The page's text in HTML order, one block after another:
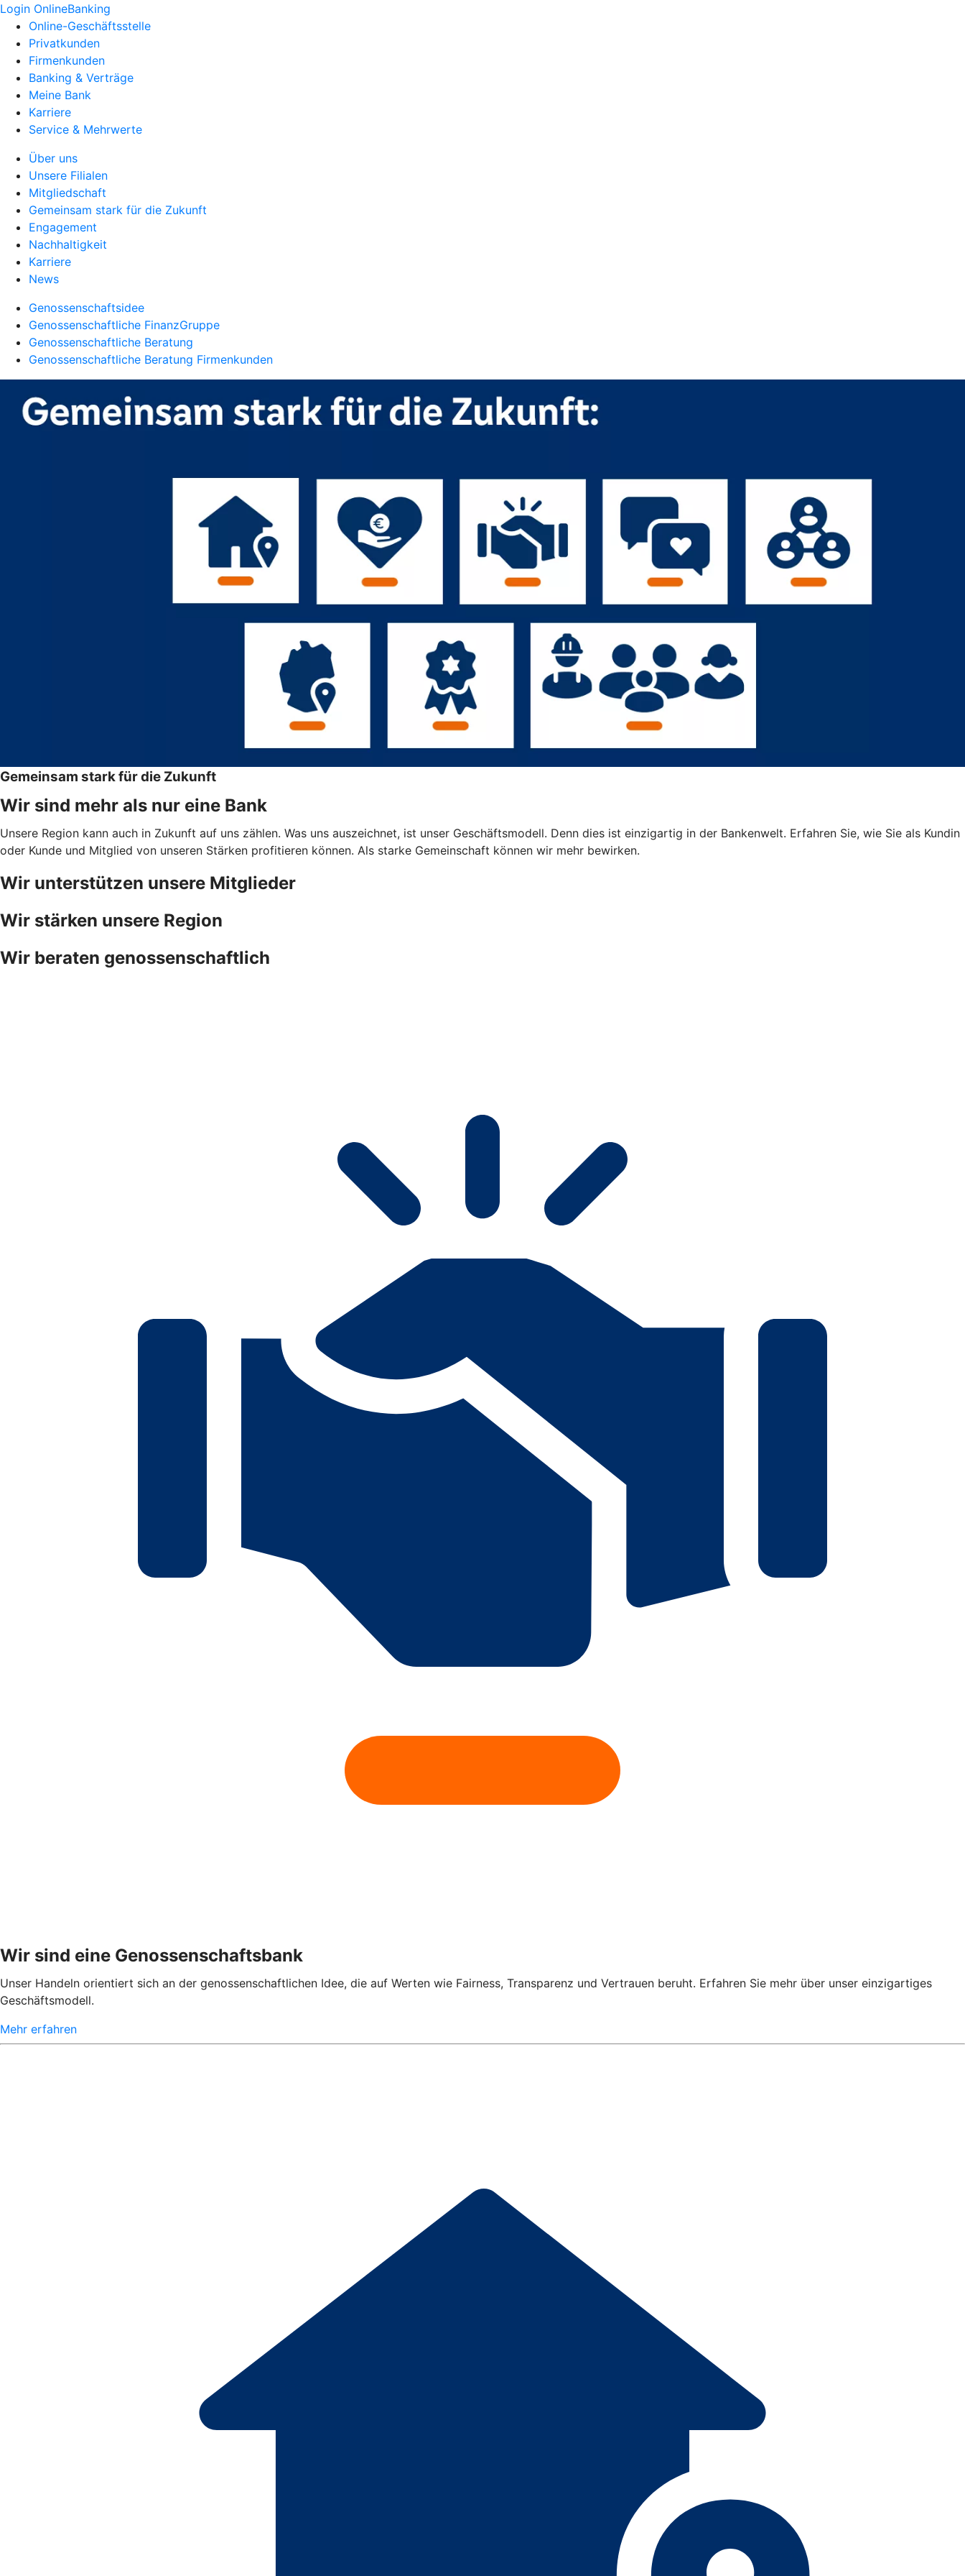
Login OnlineBanking
Online-Geschäftsstelle
Privatkunden
Firmenkunden
Banking & Verträge
Meine Bank
Karriere
Service & Mehrwerte
Über uns
Unsere Filialen
Mitgliedschaft
Gemeinsam stark für die Zukunft
Engagement
Nachhaltigkeit
Karriere
News
Genossenschaftsidee
Genossenschaftliche FinanzGruppe
Genossenschaftliche Beratung
Genossenschaftliche Beratung Firmenkunden
Gemeinsam stark für die Zukunft
Wir sind mehr als nur eine Bank
Unsere Region kann auch in Zukunft auf uns zählen. Was uns auszeichnet, ist unser Geschäftsmodell. Denn dies ist einzigartig in der Bankenwelt. Erfahren Sie, wie Sie als Kundin
oder Kunde und Mitglied von unseren Stärken profitieren können. Als starke Gemeinschaft können wir mehr bewirken.
Wir unterstützen unsere Mitglieder
Wir stärken unsere Region
Wir beraten genossenschaftlich
Wir sind eine Genossenschaftsbank
Unser Handeln orientiert sich an der genossenschaftlichen Idee, die auf Werten wie Fairness, Transparenz und Vertrauen beruht. Erfahren Sie mehr über unser einzigartiges
Geschäftsmodell.
Mehr erfahren